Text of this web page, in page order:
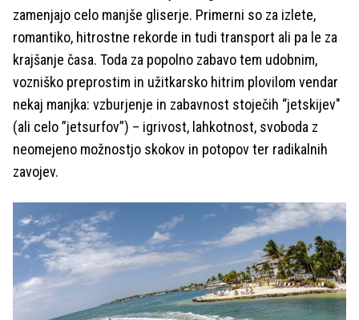
zamenjajo celo manjše gliserje. Primerni so za izlete,
romantiko, hitrostne rekorde in tudi transport ali pa le za
krajšanje časa. Toda za popolno zabavo tem udobnim,
vozniško preprostim in užitkarsko hitrim plovilom vendar
nekaj manjka: vzburjenje in zabavnost stoječih “jetskijev"
(ali celo ”jetsurfov”) – igrivost, lahkotnost, svoboda z
neomejeno možnostjo skokov in potopov ter radikalnih
zavojev.